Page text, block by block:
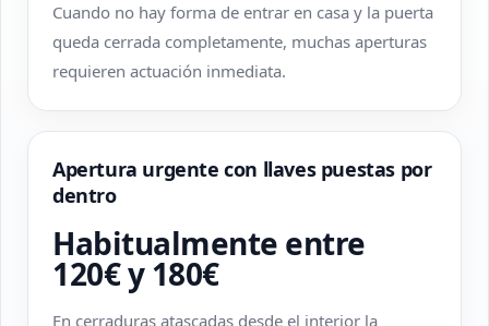
Cuando no hay forma de entrar en casa y la puerta
queda cerrada completamente, muchas aperturas
requieren actuación inmediata.
Apertura urgente con llaves puestas por
dentro
Habitualmente entre
120€ y 180€
En cerraduras atascadas desde el interior la